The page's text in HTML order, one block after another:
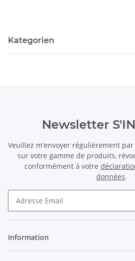
Kategorien
Newsletter
Veuillez m'envoyer régulièrement
sur votre gamme de produits,
conformément à votre
données.
Information